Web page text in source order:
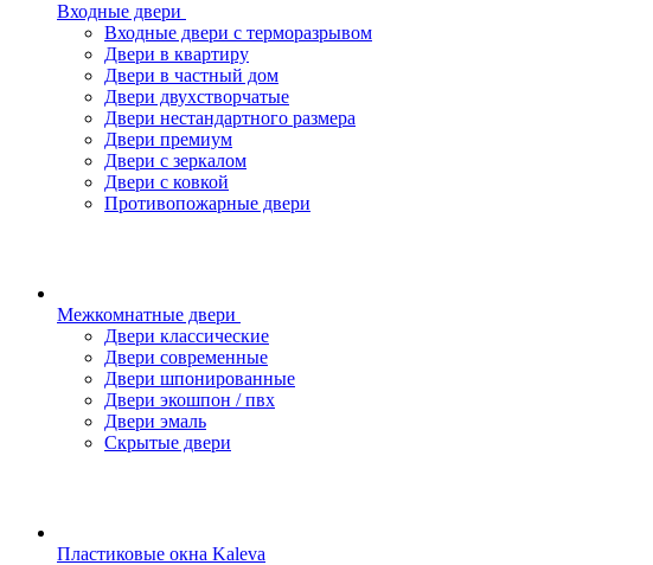
Входные двери
Входные двери с терморазрывом
Двери в квартиру
Двери в частный дом
Двери двухстворчатые
Двери нестандартного размера
Двери премиум
Двери с зеркалом
Двери с ковкой
Противопожарные двери
Межкомнатные двери
Двери классические
Двери современные
Двери шпонированные
Двери экошпон / пвх
Двери эмаль
Скрытые двери
Пластиковые окна Kaleva